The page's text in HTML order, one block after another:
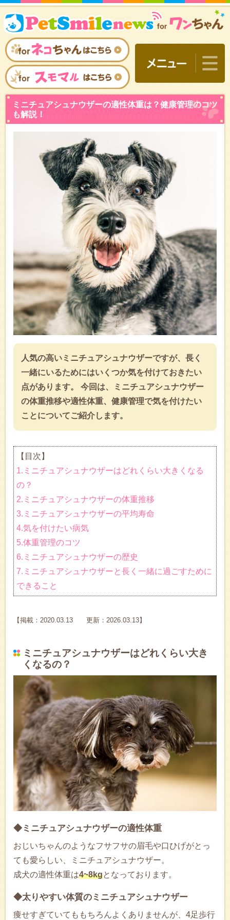
ミニチュアシュナウザー
も解説！
人気の高いミニチュアシュナウザーですが、長く
一緒にいるためにはいくつか気を付けておきたい
点があります。 今回は、ミニチュアシュナウザー
の体重推移や適性体重、健康管理で気を付けたい
ことについてご紹介します。
【目次】
1.ミニチュアシュナウザーはどれくらい大きくなる
の？
2.ミニチュアシュナウザーの体重推移
3.ミニチュアシュナウザーの平均寿命
4.気を付けたい病気
5.体重管理のコツ
6.ミニチュアシュナウザーの歴史
7.ミニチュアシュナウザーと長く一緒に過ごすために
できること
【掲載：2020.03.13 更新：2026.03.13】
ミニチュアシュナウザーはどれくらい大き
くなるの？
◆ミニチュアシュナウザーの適性体重
おじいちゃんのようなフサフサの眉毛や口ひげがとっ
ても愛らしい、ミニチュアシュナウザー。
成犬の適性体重は4~8kgとなっております。
◆太りやすい体質のミニチュアシュナウザー
痩せすぎていてももちろんよくありませんが、4足歩行